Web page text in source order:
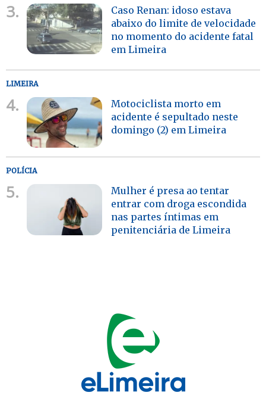
3.
Caso Renan: idoso estava
abaixo do limite de velocidade
no momento do acidente fatal
em Limeira
LIMEIRA
4.
Motociclista morto em
acidente é sepultado neste
domingo (2) em Limeira
POLÍCIA
5.
Mulher é presa ao tentar
entrar com droga escondida
nas partes íntimas em
penitenciária de Limeira